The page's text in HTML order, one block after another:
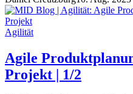
Agilität
Agile
Projekt | 1/2